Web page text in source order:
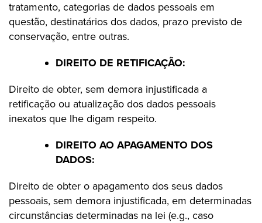
tratamento, categorias de dados pessoais em
questão, destinatários dos dados, prazo previsto de
conservação, entre outras.
DIREITO DE RETIFICAÇÃO:
Direito de obter, sem demora injustificada a
retificação ou atualização dos dados pessoais
inexatos que lhe digam respeito.
DIREITO AO APAGAMENTO DOS
DADOS:
Direito de obter o apagamento dos seus dados
pessoais, sem demora injustificada, em determinadas
circunstâncias determinadas na lei (e.g., caso